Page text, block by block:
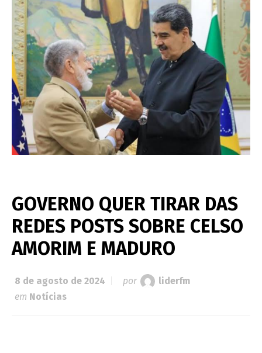
GOVERNO QUER TIRAR DAS
REDES POSTS SOBRE CELSO
AMORIM E MADURO
8 de agosto de 2024 por
liderfm
em Notícias